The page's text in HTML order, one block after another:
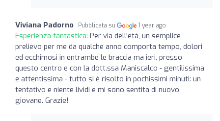
Viviana Padorno Pubblicata su 1 year ago
Esperienza fantastica: Per via dell'età, un semplice
prelievo per me da qualche anno comporta tempo, dolori
ed ecchimosi in entrambe le braccia ma ieri, presso
questo centro e con la dott.ssa Maniscalco - gentilissima
e attentissima - tutto si è risolto in pochissimi minuti: un
tentativo e niente lividi e mi sono sentita di nuovo
giovane. Grazie!